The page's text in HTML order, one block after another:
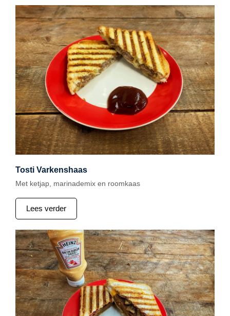
Tosti Varkenshaas
Met ketjap, marinademix en roomkaas
Lees verder